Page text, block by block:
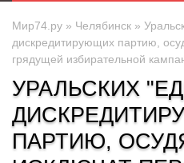
Мир74.ру » Челябинск »
дискредитирующих партию,
грядущей избирательной
УРАЛЬСКИХ
ПАРТИЮ,